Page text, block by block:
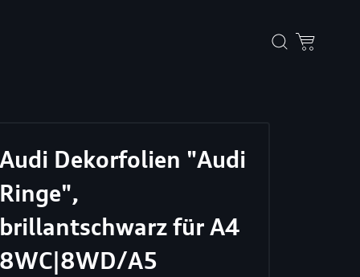
Dekorfolien "Audi
für A4
A5